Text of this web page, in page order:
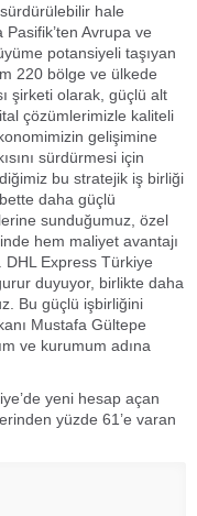
hale
Pasifik’ten Avrupa ve
potansiyeli taşıyan
220 bölge ve ülkede
şirketi olarak, güçlü alt
çözümlerimizle kaliteli
gelişimine
sürdürmesi için
bu stratejik iş birliği
daha güçlü
sunduğumuz, özel
hem maliyet avantajı
DHL Express Türkiye
duyuyor, birlikte daha
Bu güçlü işbirliğini
Mustafa Gültepe
ve kurumum adına
yeni hesap açan
yüzde 61’e varan